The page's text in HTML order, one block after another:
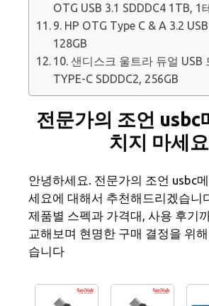
OTG USB 3.1 SDDDC4 1TB, 1
9. HP OTG Type C & A 3.2
128GB
10. 샌디스크 울트라 듀얼 USB
TYPE-C SDDDC2, 256GB
전문가의 조언 usbc
치지 마세요
안녕하세요. 전문가의 조언 usbc
세요에 대해서 추천해드리겠습니
제품별 스펙과 가격대, 사용 후기
교해보며 현명한 구매 결정을 위
습니다